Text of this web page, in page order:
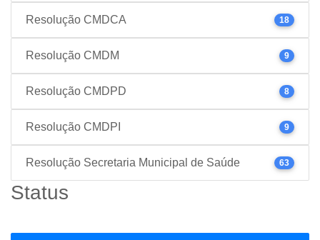
Resolução CMDCA 18
Resolução CMDM 9
Resolução CMDPD 8
Resolução CMDPI 9
Resolução Secretaria Municipal de Saúde 63
Status